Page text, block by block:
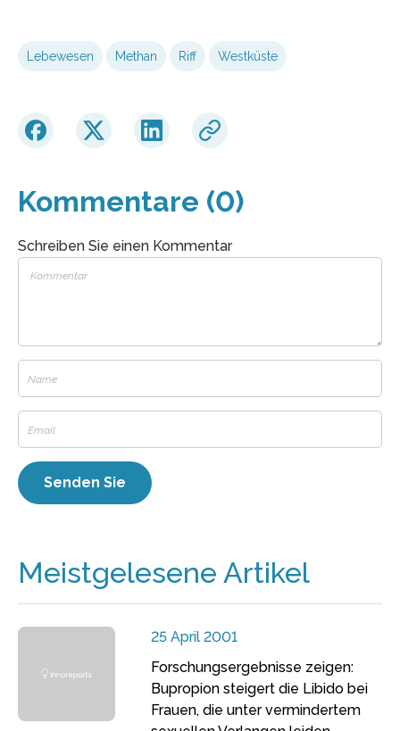
Lebewesen Methan Riff Westküste
Kommentare (0)
Schreiben Sie einen Kommentar
Meistgelesene Artikel
25 April 2001
Forschungsergebnisse zeigen:
Bupropion steigert die Libido bei
Frauen, die unter vermindertem